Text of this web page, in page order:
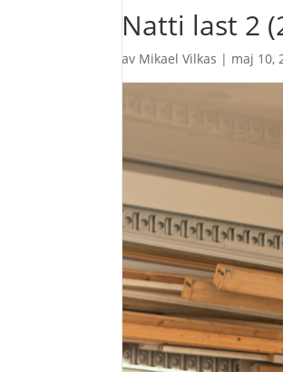
Natti last 2
av Mikael Vilkas | maj 10,